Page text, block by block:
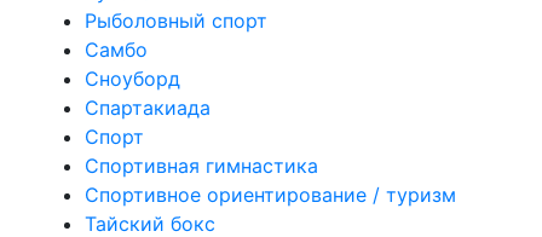
Рыболовный спорт
Самбо
Сноуборд
Спартакиада
Спорт
Спортивная гимнастика
Спортивное ориентирование / туризм
Тайский бокс